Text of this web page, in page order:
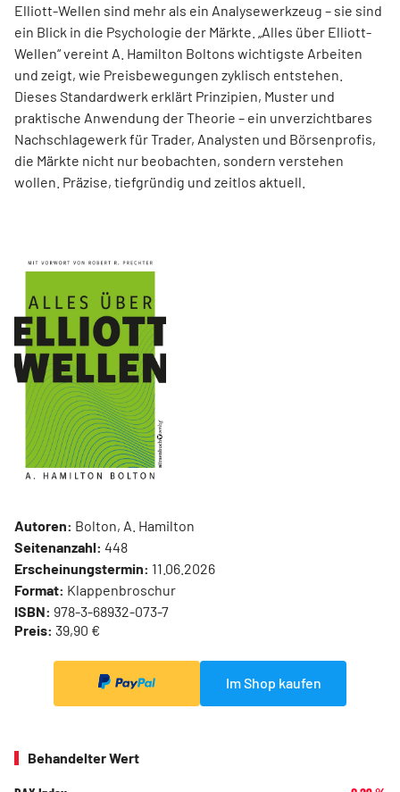
Elliott-Wellen sind mehr als ein Analysewerkzeug – sie sind
ein Blick in die Psychologie der Märkte. „Alles über Elliott-
Wellen“ vereint A. Hamilton Boltons wichtigste Arbeiten
und zeigt, wie Preisbewegungen zyklisch entstehen.
Dieses Standardwerk erklärt Prinzipien, Muster und
praktische Anwendung der Theorie – ein unverzichtbares
Nachschlagewerk für Trader, Analysten und Börsenprofis,
die Märkte nicht nur beobachten, sondern verstehen
wollen. Präzise, tiefgründig und zeitlos aktuell.
Autoren: Bolton, A. Hamilton
Seitenanzahl: 448
Erscheinungstermin: 11.06.2026
Format: Klappenbroschur
ISBN: 978-3-68932-073-7
Preis: 39,90 €
Im Shop kaufen
Behandelter Wert